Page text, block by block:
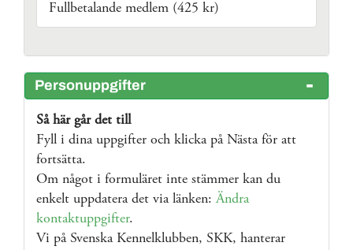
Fullbetalande medlem (425 kr)
Personuppgifter
Så här går det till
Fyll i dina uppgifter och klicka på Nästa för att
fortsätta.
Om något i formuläret inte stämmer kan du
enkelt uppdatera det via länken:Ändra
kontaktuppgifter.
Vi på Svenska Kennelklubben, SKK, hanterar